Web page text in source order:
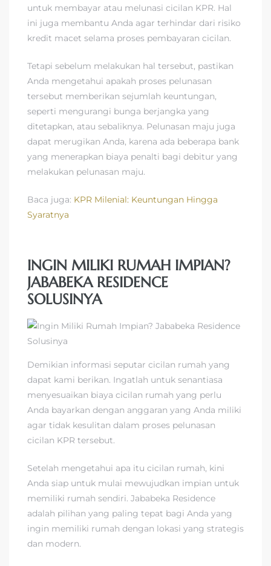
untuk membayar atau melunasi cicilan KPR. Hal
ini juga membantu Anda agar terhindar dari risiko
kredit macet selama proses pembayaran cicilan.
Tetapi sebelum melakukan hal tersebut, pastikan
Anda mengetahui apakah proses pelunasan
tersebut memberikan sejumlah keuntungan,
seperti mengurangi bunga berjangka yang
ditetapkan, atau sebaliknya. Pelunasan maju juga
dapat merugikan Anda, karena ada beberapa bank
yang menerapkan biaya penalti bagi debitur yang
melakukan pelunasan maju.
Baca juga: KPR Milenial: Keuntungan Hingga
Syaratnya
INGIN MILIKI RUMAH IMPIAN?
JABABEKA RESIDENCE
SOLUSINYA
Demikian informasi seputar cicilan rumah yang
dapat kami berikan. Ingatlah untuk senantiasa
menyesuaikan biaya cicilan rumah yang perlu
Anda bayarkan dengan anggaran yang Anda miliki
agar tidak kesulitan dalam proses pelunasan
cicilan KPR tersebut.
Setelah mengetahui apa itu cicilan rumah, kini
Anda siap untuk mulai mewujudkan impian untuk
memiliki rumah sendiri. Jababeka Residence
adalah pilihan yang paling tepat bagi Anda yang
ingin memiliki rumah dengan lokasi yang strategis
dan modern.